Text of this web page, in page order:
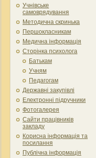
Учнівське
самоврядування
Методична скринька
Першокласникам
Медична інформація
Сторінка психолога
Батькам
Учням
Педагогам
Державні закупівлі
Електронні підручники
Фотогалерея
Сайти працівників
закладу
Корисна інформація та
посилання
Публічна інформація